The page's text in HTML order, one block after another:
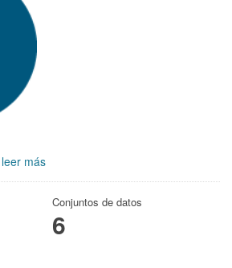
leer más
Conjuntos de datos
6